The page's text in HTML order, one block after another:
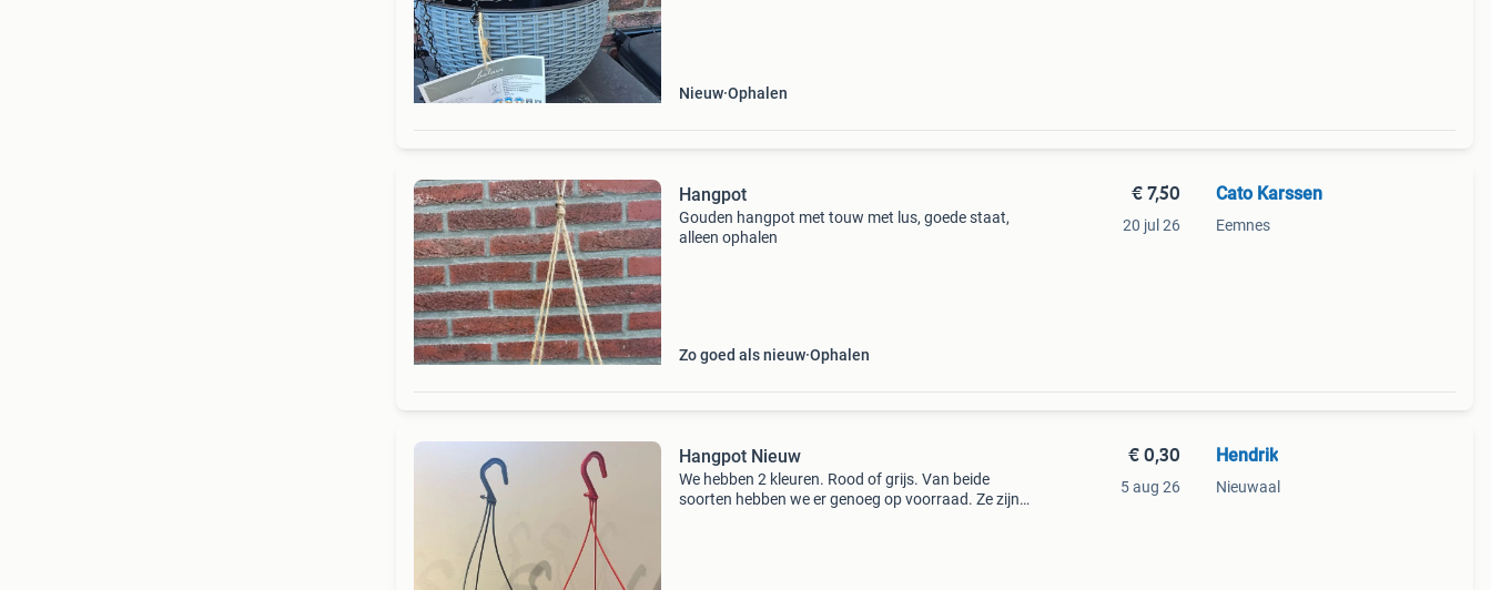
Nieuw Ophalen
Hangpot
Gouden hangpot met touw met lus, goede staat,
alleen ophalen
Zo goed als nieuw Ophalen
€ 7,50
20 jul 26
Cato Karssen
Eemnes
Hangpot Nieuw
We hebben 2 kleuren. Rood of grijs. Van beide
soorten hebben we er genoeg op voorraad. Ze zijn
€ 0,30
5 aug 26
Hendrik
Nieuwaal